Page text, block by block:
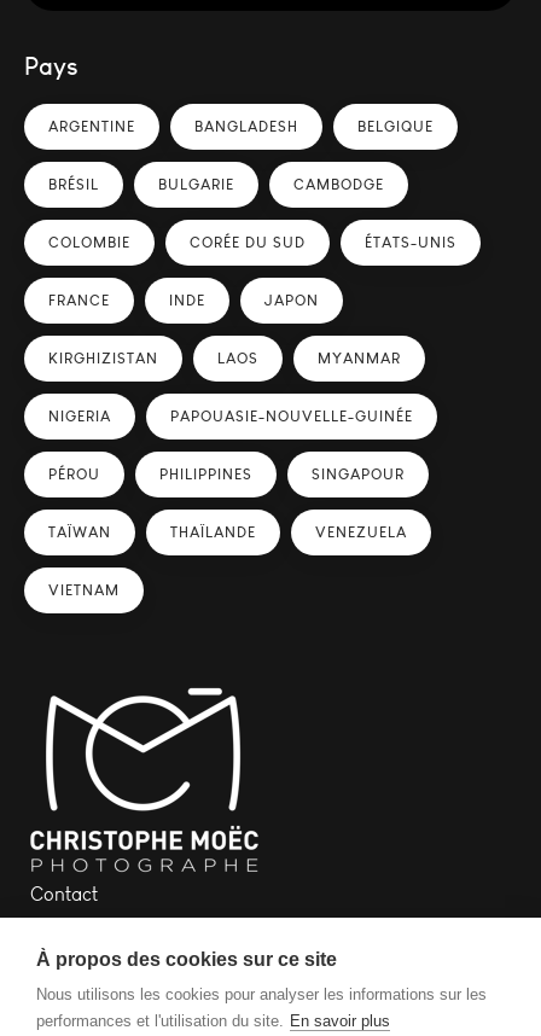
Pays
ARGENTINE BANGLADESH BELGIQUE
BRÉSIL BULGARIE CAMBODGE
COLOMBIE CORÉE DU SUD ÉTATS-UNIS
FRANCE INDE JAPON
KIRGHIZISTAN LAOS MYANMAR
NIGERIA PAPOUASIE-NOUVELLE-GUINÉE
PÉROU PHILIPPINES SINGAPOUR
TAÏWAN THAÏLANDE VENEZUELA
VIETNAM
Contact
Plan du site
Mentions légales
À propos des cookies sur ce site
Nous utilisons les cookies pour analyser les informations sur les
performances et l'utilisation du site. En savoir plus